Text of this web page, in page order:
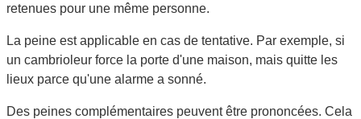
retenues pour une même personne.
La peine est applicable en cas de tentative. Par exemple, si
un cambrioleur force la porte d'une maison, mais quitte les
lieux parce qu'une alarme a sonné.
Des peines complémentaires peuvent être prononcées. Cela